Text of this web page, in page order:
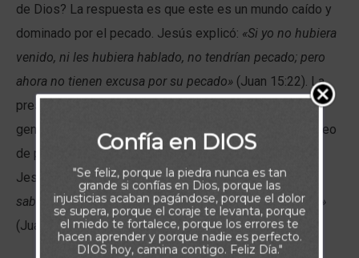
de Dios? La respuesta es que este es un mundo caído y
dominado por el pecado. Jesús explicó: «Si yo no hubiera
venido, ni les hubiera hablado, no tendrían pecado; pero
ahora no tienen excusa por su pecado» (Juan 15:22). La
presencia de la verdad expone sus corazones, y eso
genera incomodidad y rechazo. Ellos atacan con el deseo
de protegerse y no perder el control sobre sus vidas.
Jesús lo advirtió claramente:«Si el mundo os aborrece,
sabed que a mí me ha aborrecido antes que a vosotros»
(Juan 15:18).
Confía en DIOS
"Se feliz, porque la piedra nunca es tan
grande si confías en Dios, porque las
injusticias acaban pagándose, porque el dolor
se supera, porque el coraje te levanta, porque
el miedo te fortalece, porque los errores te
hacen aprender y porque nadie es perfecto.
DIOS hoy, camina contigo. Feliz Día."